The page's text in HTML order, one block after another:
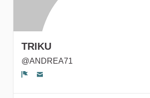
TRIKU
@ANDREA71